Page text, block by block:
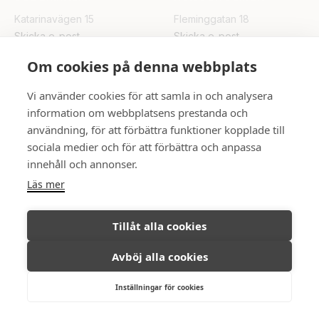
Om cookies på denna webbplats
Vi använder cookies för att samla in och analysera
information om webbplatsens prestanda och
användning, för att förbättra funktioner kopplade till
sociala medier och för att förbättra och anpassa
innehåll och annonser.
Läs mer
Tillåt alla cookies
Avböj alla cookies
Inställningar för cookies
Katarinavägen 15
Skicka e-post
Fleminggatan 18
Skicka e-post
FÖLJ OSS
Ambassadör Fastighetsmäkleri © All
rights reserved, 2026.